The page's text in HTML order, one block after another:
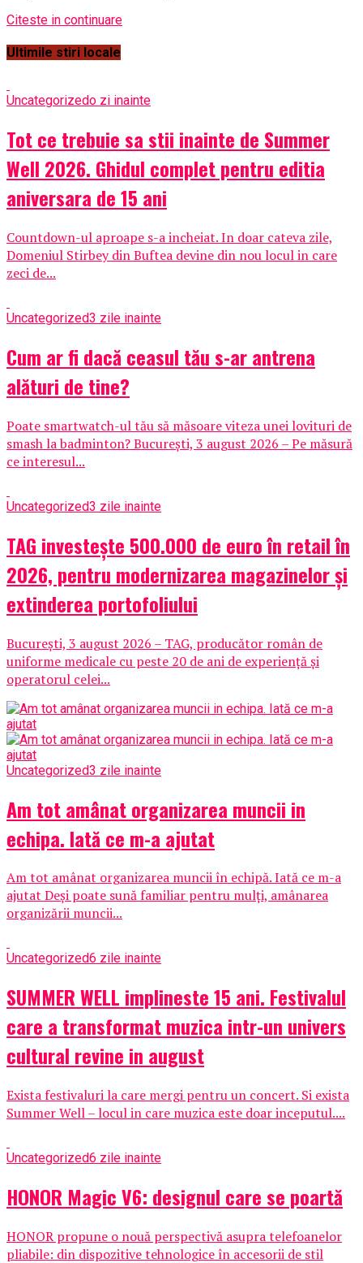
Citeste in continuare
Ultimile stiri locale
Uncategorizedo zi inainte
Tot ce trebuie sa stii inainte de Summer
Well 2026. Ghidul complet pentru editia
aniversara de 15 ani
Countdown-ul aproape s-a incheiat. In doar cateva zile,
Domeniul Stirbey din Buftea devine din nou locul in care
zeci de...
Uncategorized3 zile inainte
Cum ar fi dacă ceasul tău s-ar antrena
alături de tine?
Poate smartwatch-ul tău să măsoare viteza unei lovituri de
smash la badminton? București, 3 august 2026 – Pe măsură
ce interesul...
Uncategorized3 zile inainte
TAG investește 500.000 de euro în retail în
2026, pentru modernizarea magazinelor și
extinderea portofoliului
București, 3 august 2026 – TAG, producător român de
uniforme medicale cu peste 20 de ani de experiență și
operatorul celei...
Uncategorized3 zile inainte
Am tot amânat organizarea muncii in
echipa. Iată ce m-a ajutat
Am tot amânat organizarea muncii în echipă. Iată ce m-a
ajutat Deși poate sună familiar pentru mulți, amânarea
organizării muncii...
Uncategorized6 zile inainte
SUMMER WELL implineste 15 ani. Festivalul
care a transformat muzica intr-un univers
cultural revine in august
Exista festivaluri la care mergi pentru un concert. Si exista
Summer Well – locul in care muzica este doar inceputul....
Uncategorized6 zile inainte
HONOR Magic V6: designul care se poartă
HONOR propune o nouă perspectivă asupra telefoanelor
pliabile: din dispozitive tehnologice în accesorii de stil